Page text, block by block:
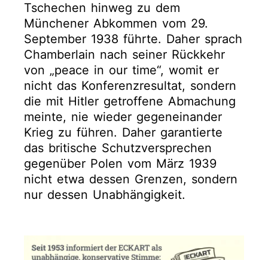
Tschechen hinweg zu dem
Münchener Abkommen vom 29.
September 1938 führte. Daher sprach
Chamberlain nach seiner Rückkehr
von „peace in our time“, womit er
nicht das Konferenzresultat, sondern
die mit Hitler getroffene Abmachung
meinte, nie wieder gegeneinander
Krieg zu führen. Daher garantierte
das britische Schutzversprechen
gegenüber Polen vom März 1939
nicht etwa dessen Grenzen, sondern
nur dessen Unabhängigkeit.